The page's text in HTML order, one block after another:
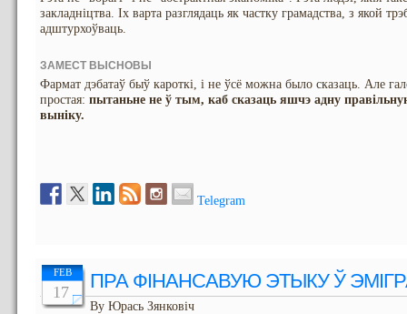
закладніцтва. Іх варта разглядаць як частку грамадства, з якой
адштурхоўваць.
ЗАМЕСТ ВЫСНОВЫ
Фармат дэбатаў быў кароткі, і не ўсё можна было сказаць. Але
простая: пытаньне не ў тым, каб сказаць яшчэ адну
выніку.
Telegram
FEB
17 ПРА ФІНАНСАВУЮ ЭТЫКУ Ў
By Юрась Зянковіч